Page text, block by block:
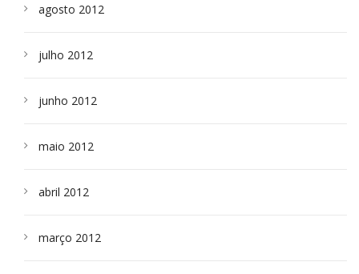
agosto 2012
julho 2012
junho 2012
maio 2012
abril 2012
março 2012